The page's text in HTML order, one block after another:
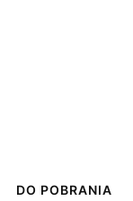
DO POBRANIA